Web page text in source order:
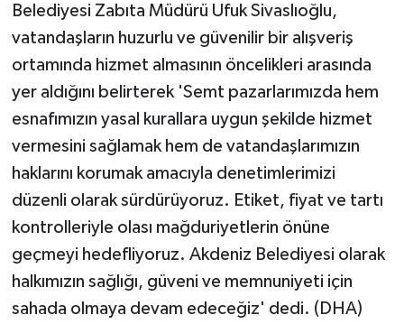
Belediyesi Zabıta Müdürü Ufuk Sivaslıoğlu,
vatandaşların huzurlu ve güvenilir bir alışveriş
ortamında hizmet almasının öncelikleri arasında
yer aldığını belirterek 'Semt pazarlarımızda hem
esnafımızın yasal kurallara uygun şekilde hizmet
vermesini sağlamak hem de vatandaşlarımızın
haklarını korumak amacıyla denetimlerimizi
düzenli olarak sürdürüyoruz. Etiket, fiyat ve tartı
kontrolleriyle olası mağduriyetlerin önüne
geçmeyi hedefliyoruz. Akdeniz Belediyesi olarak
halkımızın sağlığı, güveni ve memnuniyeti için
sahada olmaya devam edeceğiz' dedi. (DHA)